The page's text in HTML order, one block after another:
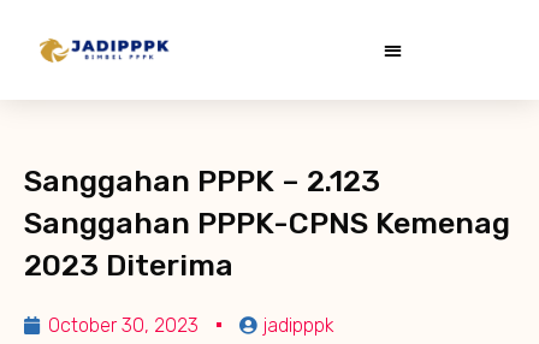
Sanggahan PPPK – 2.123
Sanggahan PPPK-CPNS Kemenag
2023 Diterima
October 30, 2023 jadipppk